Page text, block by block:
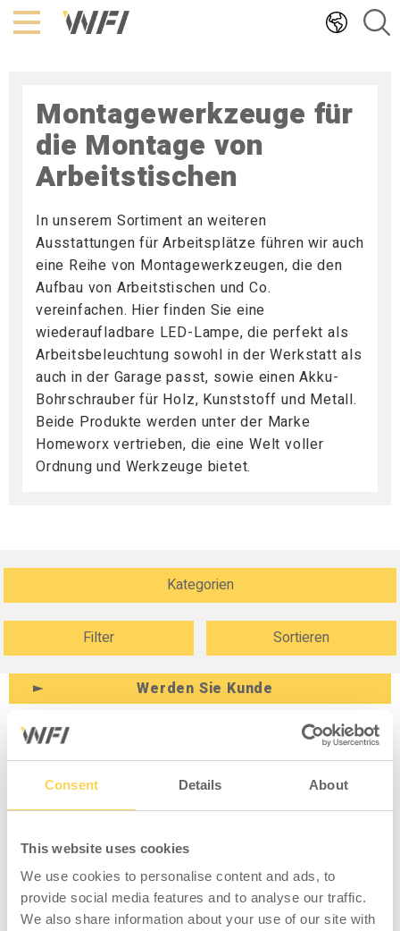
Consent Details About
This website uses cookies
We use cookies to personalise content and ads, to
provide social media features and to analyse our traffic.
We also share information about your use of our site with
Hoppa
till
Montagewerkzeuge für
die Montage von
Arbeitstischen
In unserem Sortiment an weiteren
Ausstattungen für Arbeitsplätze führen wir auch
eine Reihe von Montagewerkzeugen, die den
Aufbau von Arbeitstischen und Co.
vereinfachen. Hier finden Sie eine
wiederaufladbare LED-Lampe, die perfekt als
Arbeitsbeleuchtung sowohl in der Werkstatt als
auch in der Garage passt, sowie einen Akku-
Bohrschrauber für Holz, Kunststoff und Metall.
Beide Produkte werden unter der Marke
Homeworx vertrieben, die eine Welt voller
Ordnung und Werkzeuge bietet.
Kategorien
Filter Sortieren
Werden Sie Kunde
WFI Yelp Toolkit, 34pcs
Wiederaufladbare LED-
Lampe Homeworx